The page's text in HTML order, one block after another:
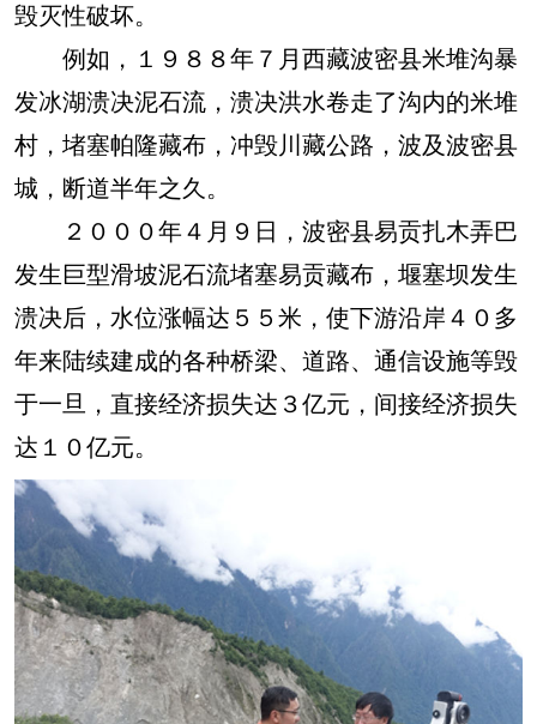
毁灭性破坏。
例如，１９８８年７月西藏波密县米堆沟暴
发冰湖溃决泥石流，溃决洪水卷走了沟内的米堆
村，堵塞帕隆藏布，冲毁川藏公路，波及波密县
城，断道半年之久。
２０００年４月９日，波密县易贡扎木弄巴
发生巨型滑坡泥石流堵塞易贡藏布，堰塞坝发生
溃决后，水位涨幅达５５米，使下游沿岸４０多
年来陆续建成的各种桥梁、道路、通信设施等毁
于一旦，直接经济损失达３亿元，间接经济损失
达１０亿元。